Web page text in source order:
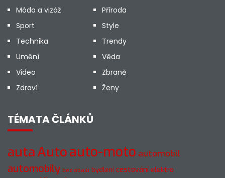
Móda a vizáž
Příroda
Sport
Style
Technika
Trendy
Umění
Věda
Video
Zbraně
Zdraví
Ženy
TÉMATA ČLÁNKŮ
autaAutoauto-moto automobil
automobily bez obalu bydlení cestování elektro